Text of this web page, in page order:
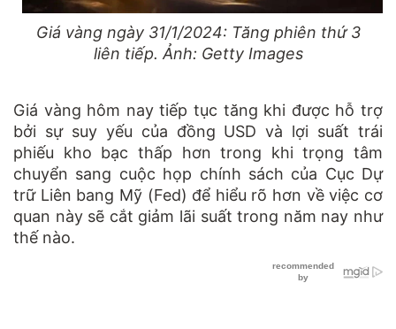
Giá vàng ngày 31/1/2024: Tăng phiên thứ 3
liên tiếp. Ảnh: Getty Images
Giá vàng hôm nay tiếp tục tăng khi được hỗ trợ
bởi sự suy yếu của đồng USD và lợi suất trái
phiếu kho bạc thấp hơn trong khi trọng tâm
chuyển sang cuộc họp chính sách của Cục Dự
trữ Liên bang Mỹ (Fed) để hiểu rõ hơn về việc cơ
quan này sẽ cắt giảm lãi suất trong năm nay như
thế nào.